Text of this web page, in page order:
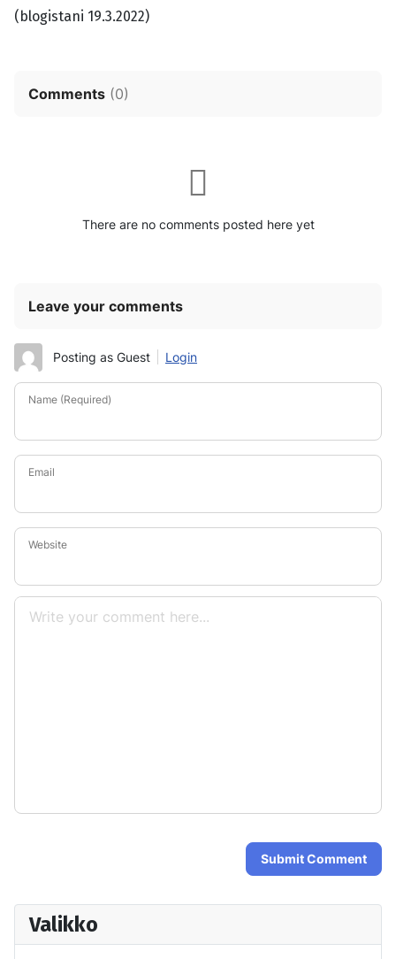
(blogistani 19.3.2022)
Comments (0)
There are no comments posted here yet
Leave your comments
Posting as Guest Login
Name (Required)
Email
Website
Submit Comment
Valikko